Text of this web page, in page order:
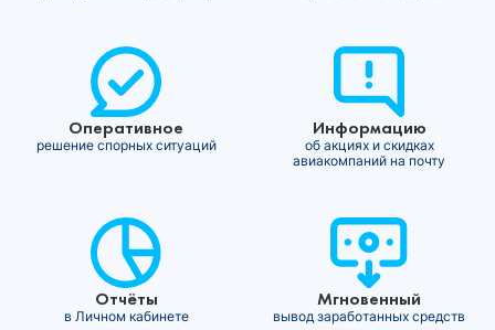
Оперативное
решение спорных ситуаций
Информацию
об акциях и скидках
авиакомпаний на почту
Отчёты
в Личном кабинете
Мгновенный
вывод заработанных средств